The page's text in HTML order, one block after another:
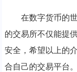
在数字货币的
的交易所不仅能提
安全，希望以上的
合自己的交易平台。